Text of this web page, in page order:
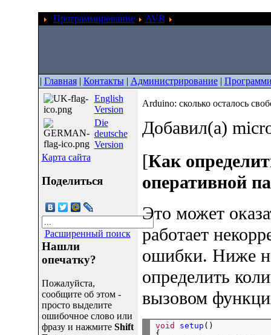
Программирование AVR
| Главная| Контакты| Администрирование|
English
Version
Die
deutsche
Version
Карта сайта
Поделиться
Расширенный поиск
Нашли
опечатку?
Пожалуйста,
сообщите об этом -
просто выделите
ошибочное слово или
фразу и нажмите Shift
Arduino: сколько осталось
Добавил(а)
[Как
оперативной
Это может
работает
ошибки. Ниже
определить
вызовом
void setup ()